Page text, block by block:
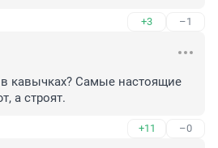
+3 –1
кавычках? Самые настоящие
а строят.
+11 –0